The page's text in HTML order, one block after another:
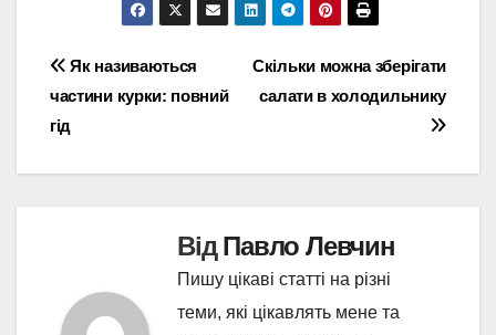
Навігація
записів
Скільки можна зберігати
салати в холодильнику
Як називаються
частини курки: повний
гід
ВідПавло Левчин
Пишу цікаві статті на різні
теми, які цікавлять мене та